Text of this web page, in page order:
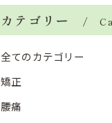
カテゴリー
全てのカテゴリー
矯正
腰痛